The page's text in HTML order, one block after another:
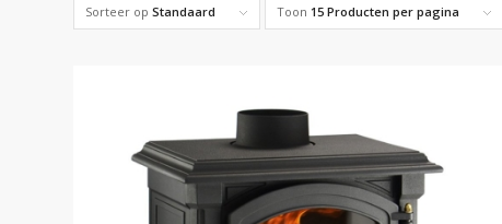
Sorteer op Standaard Toon 15 Producten per pagina